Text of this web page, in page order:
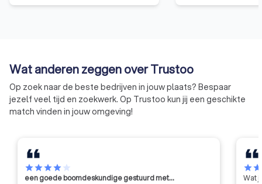
vaardigheden te
gedragscode van
betekent dat ze
eigen gang kunnen
moeten voldoen
Wat anderen zeggen over Trustoo
Op zoek naar de beste bedrijven in jouw plaats? Bespaar
jezelf veel tijd en zoekwerk. Op Trustoo kun jij een geschikte
match vinden in jouw omgeving!
starstarstarstarstar
een goede boomdeskundige gestuurd met…
starstar
Wat